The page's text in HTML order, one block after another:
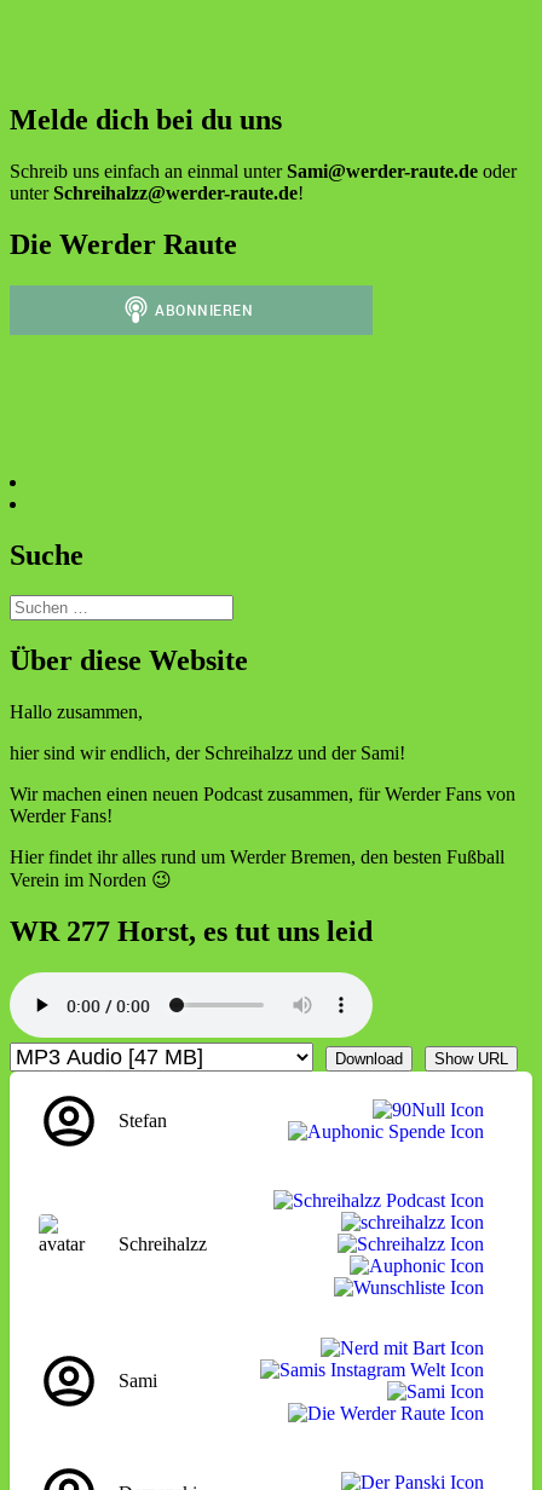
Melde dich bei du uns
Schreib uns einfach an einmal unterSami@werder-raute.de oder
unterSchreihalzz@werder-raute.de!
Die Werder Raute
Suche
Suchen
nach:
Über diese Website
Hallo zusammen,
hier sind wir endlich, der Schreihalzz und der Sami!
Wir machen einen neuen Podcast zusammen, für Werder Fans von
Werder Fans!
Hier findet ihr alles rund um Werder Bremen, den besten Fußball
Verein im Norden 😉
WR 277 Horst, es tut uns leid
Download Show URL
Stefan
Schreihalzz
Sami